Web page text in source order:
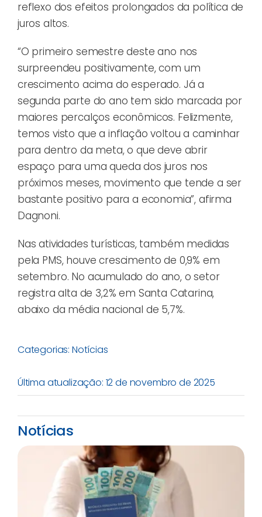
reflexo dos efeitos prolongados da política de
juros altos.
“O primeiro semestre deste ano nos
surpreendeu positivamente, com um
crescimento acima do esperado. Já a
segunda parte do ano tem sido marcada por
maiores percalços econômicos. Felizmente,
temos visto que a inflação voltou a caminhar
para dentro da meta, o que deve abrir
espaço para uma queda dos juros nos
próximos meses, movimento que tende a ser
bastante positivo para a economia”, afirma
Dagnoni.
Nas atividades turísticas, também medidas
pela PMS, houve crescimento de 0,9% em
setembro. No acumulado do ano, o setor
registra alta de 3,2% em Santa Catarina,
abaixo da média nacional de 5,7%.
Categorias: Notícias
Última atualização: 12 de novembro de 2025
Notícias